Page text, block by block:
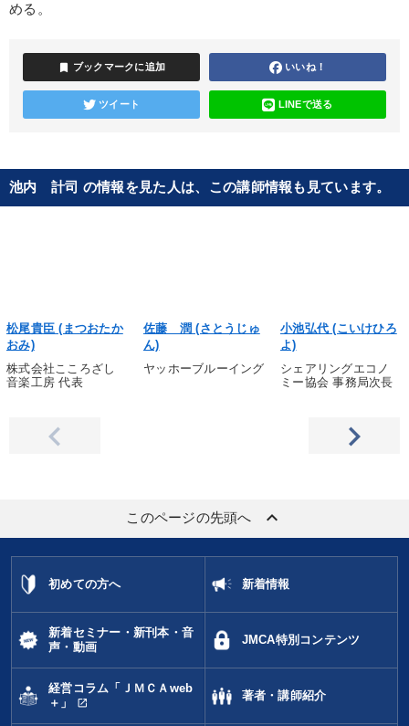
める。
bookmark ブックマークに追加 いいね！
ツイート LINEで送る
池内 計司 の情報を見た人は、この講師情報も見ています。
松尾貴臣 (まつおたか
おみ)
株式会社こころざし
音楽工房 代表
佐藤 潤 (さとうじゅ
ん)
ヤッホーブルーイング
小池弘代 (こいけひろ
よ)
シェアリングエコノ
ミー協会 事務局次長
このページの先頭へ keyboard_arrow_up
初めての方へ 新着情報
新着セミナー・新刊本・音
声・動画
JMCA特別コンテンツ
経営コラム「ＪＭＣＡweb
＋」
open_in_new
著者・講師紹介